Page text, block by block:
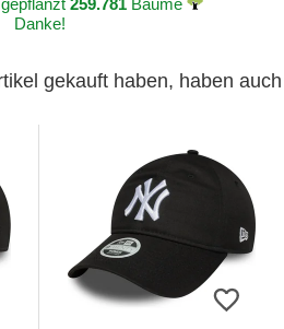
259.781Bäume
Danke!
gekauft haben, haben auch